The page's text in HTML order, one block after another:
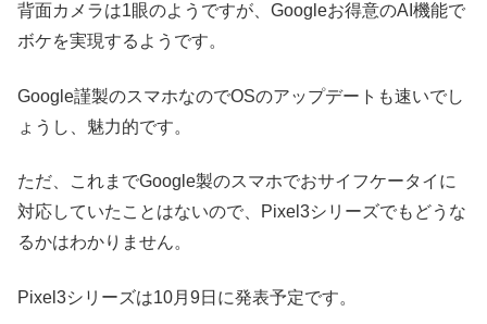
背面カメラは1眼のようですが、Googleお得意のAI機能で
ボケを実現するようです。
Google謹製のスマホなのでOSのアップデートも速いでし
ょうし、魅力的です。
ただ、これまでGoogle製のスマホでおサイフケータイに
対応していたことはないので、Pixel3シリーズでもどうな
るかはわかりません。
Pixel3シリーズは10月9日に発表予定です。